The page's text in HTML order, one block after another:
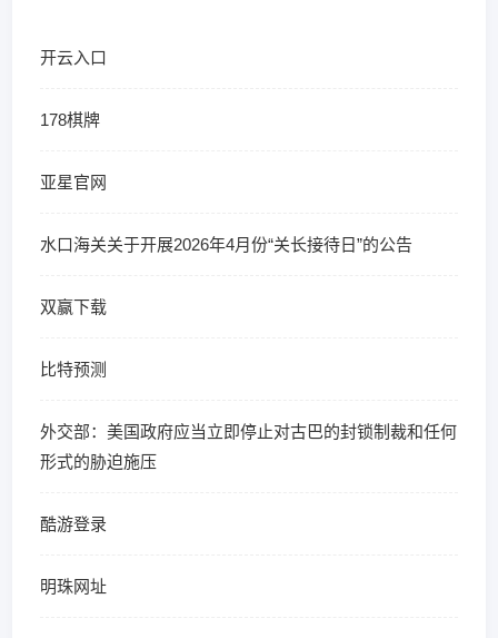
开云入口
178棋牌
亚星官网
水口海关关于开展2026年4月份“关长接待日”的公告
双赢下载
比特预测
外交部：美国政府应当立即停止对古巴的封锁制裁和任何
形式的胁迫施压
酷游登录
明珠网址